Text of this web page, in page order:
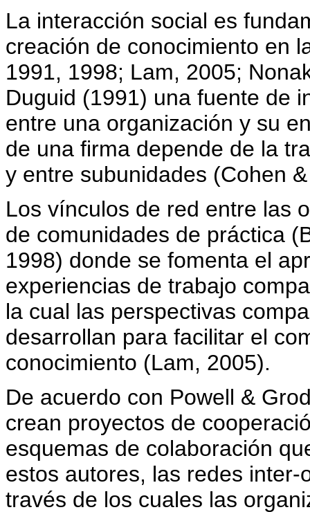
La interacción social es
creación de conocimiento en
1991, 1998; Lam, 2005;
Duguid (1991) una fuente de
entre una organización y su
de una firma depende de la
y entre subunidades (Cohen
Los vínculos de red entre las
de comunidades de práctica
1998) donde se fomenta el
experiencias de trabajo
la cual las perspectivas
desarrollan para facilitar el
conocimiento (Lam, 2005).
De acuerdo con Powell &
crean proyectos de
esquemas de colaboración
estos autores, las redes
través de los cuales las